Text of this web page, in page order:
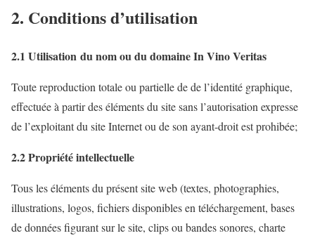
2. Conditions d’utilisation
2.1 Utilisation du nom ou du domaine In Vino Veritas
Toute reproduction totale ou partielle de de l’identité graphique,
effectuée à partir des éléments du site sans l’autorisation expresse
de l’exploitant du site Internet ou de son ayant-droit est prohibée;
2.2 Propriété intellectuelle
Tous les éléments du présent site web (textes, photographies,
illustrations, logos, fichiers disponibles en téléchargement, bases
de données figurant sur le site, clips ou bandes sonores, charte